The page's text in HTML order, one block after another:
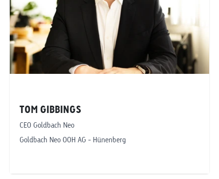
TOM GIBBINGS
CEO Goldbach Neo
Goldbach Neo OOH AG - Hünenberg